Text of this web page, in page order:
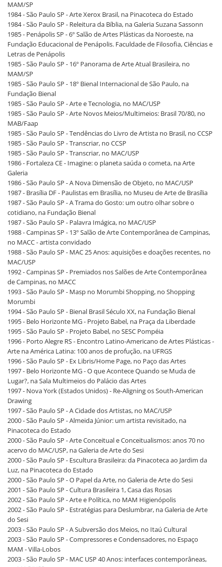
MAM/SP
1984 - São Paulo SP - Arte Xerox Brasil, na Pinacoteca do Estado
1984 - São Paulo SP - Releitura da Bíblia, na Galeria Suzana Sassonn
1985 - Penápolis SP - 6º Salão de Artes Plásticas da Noroeste, na
Fundação Educacional de Penápolis. Faculdade de Filosofia, Ciências e
Letras de Penápolis
1985 - São Paulo SP - 16º Panorama de Arte Atual Brasileira, no
MAM/SP
1985 - São Paulo SP - 18º Bienal Internacional de São Paulo, na
Fundação Bienal
1985 - São Paulo SP - Arte e Tecnologia, no MAC/USP
1985 - São Paulo SP - Arte Novos Meios/Multimeios: Brasil 70/80, no
MAB/Faap
1985 - São Paulo SP - Tendências do Livro de Artista no Brasil, no CCSP
1985 - São Paulo SP - Transcriar, no CCSP
1985 - São Paulo SP - Transcriar, no MAC/USP
1986 - Fortaleza CE - Imagine: o planeta saúda o cometa, na Arte
Galeria
1986 - São Paulo SP - A Nova Dimensão de Objeto, no MAC/USP
1987 - Brasília DF - Paulistas em Brasília, no Museu de Arte de Brasília
1987 - São Paulo SP - A Trama do Gosto: um outro olhar sobre o
cotidiano, na Fundação Bienal
1987 - São Paulo SP - Palavra Imágica, no MAC/USP
1988 - Campinas SP - 13º Salão de Arte Contemporânea de Campinas,
no MACC - artista convidado
1988 - São Paulo SP - MAC 25 Anos: aquisições e doações recentes, no
MAC/USP
1992 - Campinas SP - Premiados nos Salões de Arte Contemporânea
de Campinas, no MACC
1993 - São Paulo SP - Masp no Morumbi Shopping, no Shopping
Morumbi
1994 - São Paulo SP - Bienal Brasil Século XX, na Fundação Bienal
1995 - Belo Horizonte MG - Projeto Babel, na Praça da Liberdade
1995 - São Paulo SP - Projeto Babel, no SESC Pompéia
1996 - Porto Alegre RS - Encontro Latino-Americano de Artes Plásticas -
Arte na América Latina: 100 anos de profução, na UFRGS
1996 - São Paulo SP - Ex Libris/Home Page, no Paço das Artes
1997 - Belo Horizonte MG - O que Acontece Quando se Muda de
Lugar?, na Sala Multimeios do Palácio das Artes
1997 - Nova York (Estados Unidos) - Re-Aligning os South-American
Drawing
1997 - São Paulo SP - A Cidade dos Artistas, no MAC/USP
2000 - São Paulo SP - Almeida Júnior: um artista revisitado, na
Pinacoteca do Estado
2000 - São Paulo SP - Arte Conceitual e Conceitualismos: anos 70 no
acervo do MAC/USP, na Galeria de Arte do Sesi
2000 - São Paulo SP - Escultura Brasileira: da Pinacoteca ao Jardim da
Luz, na Pinacoteca do Estado
2000 - São Paulo SP - O Papel da Arte, no Galeria de Arte do Sesi
2001 - São Paulo SP - Cultura Brasileira 1, Casa das Rosas
2002 - São Paulo SP - Arte e Política, no MAM Higienópolis
2002 - São Paulo SP - Estratégias para Deslumbrar, na Galeria de Arte
do Sesi
2003 - São Paulo SP - A Subversão dos Meios, no Itaú Cultural
2003 - São Paulo SP - Compressores e Condensadores, no Espaço
MAM - Villa-Lobos
2003 - São Paulo SP - MAC USP 40 Anos: interfaces contemporâneas,